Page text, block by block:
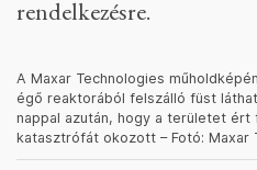
mennyiségű
(becslések szerint 20
szennyezett be. A
titkolták a szennyezés